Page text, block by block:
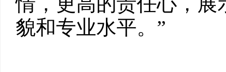
貌和专业水平。”